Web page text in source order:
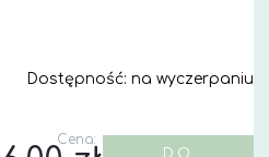
Dostępność: na wyczerpaniu
Cena:
DO